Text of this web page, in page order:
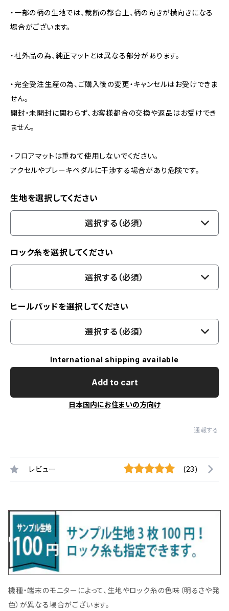
・一部の柄の生地では、裁断の都合上、柄の向きが横向きになる
場合がございます。
・社外品の為、純正マットとは異なる部分があります。
・完全受注生産の為、ご購入後の変更・キャンセルはお受けできま
せん。
開封・未開封に関わらず、お客様都合の交換や返品はお受けでき
ません。
・フロアマットは重ねて使用しないでください。
アクセルやブレーキペダルに干渉する場合があり危険です。
生地を選択してください
選択する（必須）
ロック糸を選択してください
選択する（必須）
ヒールパッドを選択してください
選択する（必須）
International shipping available
Add to cart
日本国内にお住まいの方向け
通報する
レビュー (23)
機種・端末のモニターによって、生地やロック糸の色味（明るさや発
色）が異なる場合がございます。